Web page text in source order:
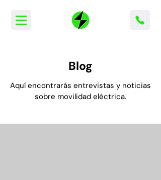
Blog
Aquí encontrarás entrevistas y noticias
sobre movilidad eléctrica.